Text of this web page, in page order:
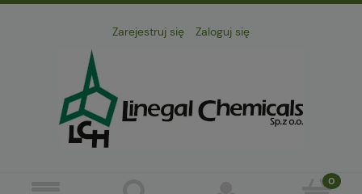
Zarejestruj się Zaloguj się